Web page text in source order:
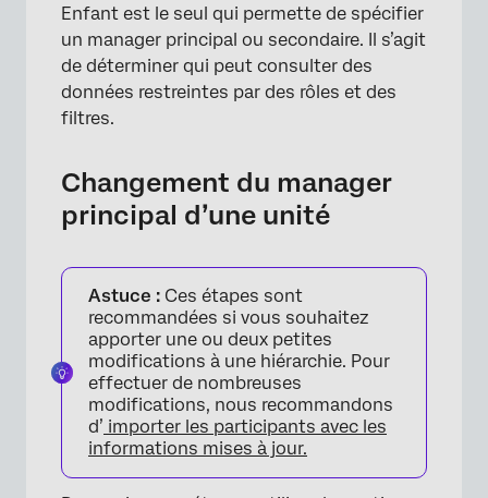
×
Enfant est le seul qui permette de spécifier
un manager principal ou secondaire. Il s’agit
de déterminer qui peut consulter des
données restreintes par des rôles et des
filtres.
Changement du manager
principal d’une unité
Astuce : Ces étapes sont
recommandées si vous souhaitez
apporter une ou deux petites
modifications à une hiérarchie. Pour
effectuer de nombreuses
modifications, nous recommandons
d’ importer les participants avec les
informations mises à jour.